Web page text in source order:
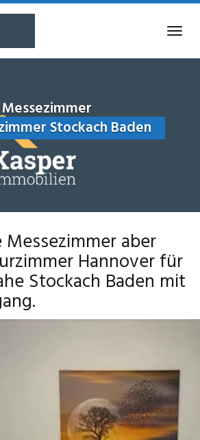
Messezimmer
Stockach Baden
aber
Hannover für
Stockach Baden mit